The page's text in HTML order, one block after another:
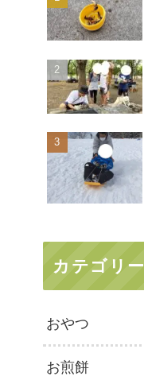
カテゴリー
おやつ
お煎餅